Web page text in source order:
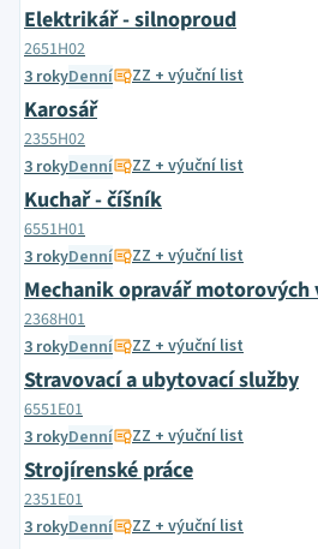
Elektrikář - silnoproud
2651H02
3 rokyDenní ZZ + výuční list
Karosář
2355H02
3 rokyDenní ZZ + výuční list
Kuchař - číšník
6551H01
3 rokyDenní ZZ + výuční list
Mechanik opravář motorových
2368H01
3 rokyDenní ZZ + výuční list
Stravovací a ubytovací služby
6551E01
3 rokyDenní ZZ + výuční list
Strojírenské práce
2351E01
3 rokyDenní ZZ + výuční list